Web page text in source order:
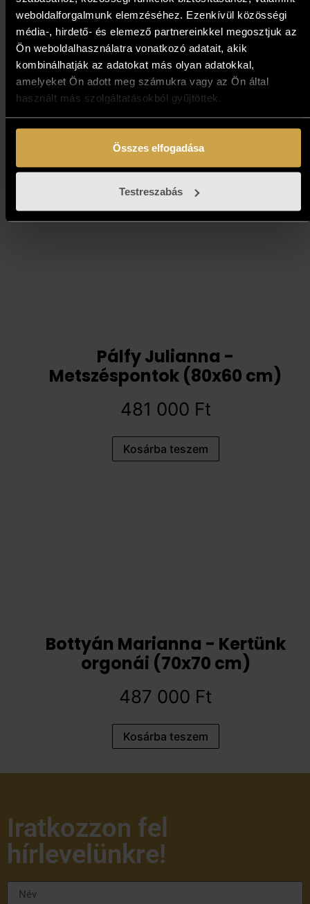
weboldalforgalmunk elemzéséhez. Ezenkívül közösségi
média-, hirdető- és elemező partnereinkkel megosztjuk az
Ön weboldalhasználatra vonatkozó adatait, akik
kombinálhatják az adatokat más olyan adatokkal,
amelyeket Ön adott meg számukra vagy az Ön által
használt más szolgáltatásokból gyűjtöttek.
Összes elfogadása
Testreszabás
Papp Gábor - A Halászok
bástyája (40x60 cm)
563 000Ft
Pálfy Julianna -
Metszéspontok (80x60 cm)
481 000 Ft
Kosárba teszem
Bottyán Marianna - Kertünk
orgonái (70x70 cm)
487 000 Ft
Kosárba teszem
Iratkozzon fel
hírlevelünkre!